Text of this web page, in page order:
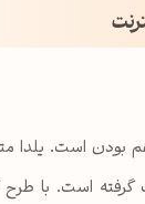
بودن است. یلدا
است. با طرح